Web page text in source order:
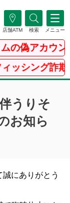
店舗ATM 検索 メニュー
の偽アカウン
シング詐欺
うりそ
お知ら
にありがとう